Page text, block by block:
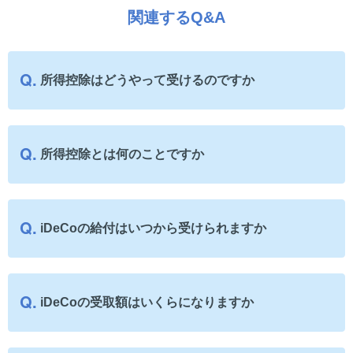
関連するQ&A
所得控除はどうやって受けるのですか
所得控除とは何のことですか
iDeCoの給付はいつから受けられますか
iDeCoの受取額はいくらになりますか